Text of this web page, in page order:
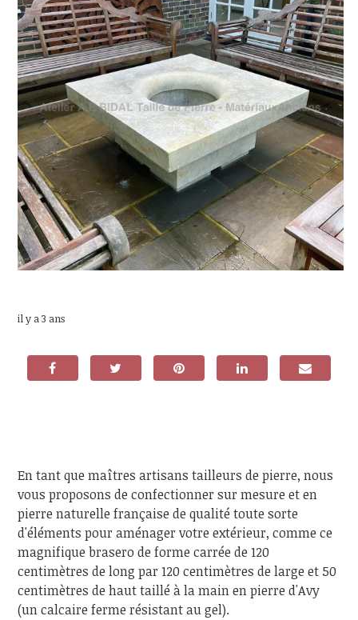
il y a 3 ans
En tant que maîtres artisans tailleurs de pierre, nous
vous proposons de confectionner sur mesure et en
pierre naturelle française de qualité toute sorte
d'éléments pour aménager votre extérieur, comme ce
magnifique brasero de forme carrée de 120
centimètres de long par 120 centimètres de large et 50
centimètres de haut taillé à la main en pierre d'Avy
(un calcaire ferme résistant au gel).